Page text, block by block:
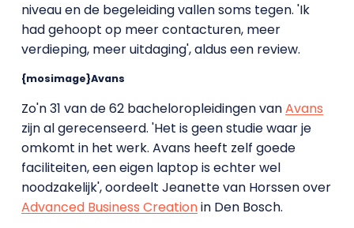
niveau en de begeleiding vallen soms tegen. 'Ik
had gehoopt op meer contacturen, meer
verdieping, meer uitdaging', aldus een review.
{mosimage}Avans
Zo'n 31 van de 62 bacheloropleidingen vanAvans
zijn al gerecenseerd. 'Het is geen studie waar je
omkomt in het werk. Avans heeft zelf goede
faciliteiten, een eigen laptop is echter wel
noodzakelijk', oordeelt Jeanette van Horssen over
Advanced Business Creationin Den Bosch.